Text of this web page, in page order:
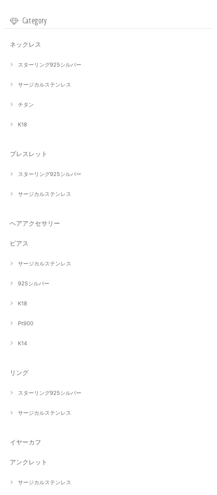
Category
ネックレス
スターリング925シルバー
サージカルステンレス
チタン
K18
ブレスレット
スターリング925シルバー
サージカルステンレス
ヘアアクセサリー
ピアス
サージカルステンレス
925シルバー
K18
Pt900
K14
リング
スターリング925シルバー
サージカルステンレス
イヤーカフ
アンクレット
サージカルステンレス